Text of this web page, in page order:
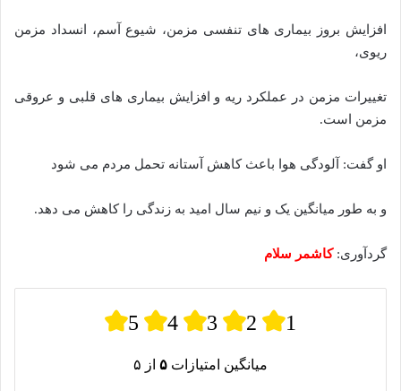
افزایش بروز بیماری های تنفسی مزمن، شیوع آسم، انسداد مزمن
ریوی،
تغییرات مزمن در عملکرد ریه و افزایش بیماری های قلبی و عروقی
مزمن است.
او گفت: آلودگی هوا باعث کاهش آستانه تحمل مردم می شود
و به طور میانگین یک و نیم سال امید به زندگی را کاهش می دهد.
گردآوری:کاشمر سلام
5 4 3 2 1
میانگین امتیازات ۵ از ۵